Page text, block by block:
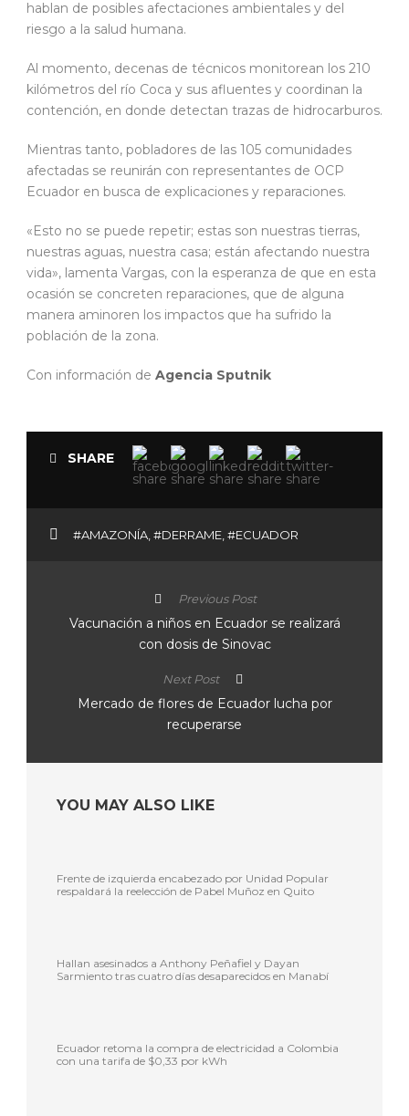
hablan de posibles afectaciones ambientales y del
riesgo a la salud humana.
Al momento, decenas de técnicos monitorean los 210
kilómetros del río Coca y sus afluentes y coordinan la
contención, en donde detectan trazas de hidrocarburos.
Mientras tanto, pobladores de las 105 comunidades
afectadas se reunirán con representantes de OCP
Ecuador en busca de explicaciones y reparaciones.
«Esto no se puede repetir; estas son nuestras tierras,
nuestras aguas, nuestra casa; están afectando nuestra
vida», lamenta Vargas, con la esperanza de que en esta
ocasión se concreten reparaciones, que de alguna
manera aminoren los impactos que ha sufrido la
población de la zona.
Con información de Agencia Sputnik
SHARE
#AMAZONÍA #DERRAME #ECUADOR
Previous Post
Vacunación a niños en Ecuador se realizará
con dosis de Sinovac
Next Post
Mercado de flores de Ecuador lucha por
recuperarse
YOU MAY ALSO LIKE
Frente de izquierda encabezado por Unidad Popular
respaldará la reelección de Pabel Muñoz en Quito
Hallan asesinados a Anthony Peñafiel y Dayan
Sarmiento tras cuatro días desaparecidos en Manabí
Ecuador retoma la compra de electricidad a Colombia
con una tarifa de $0,33 por kWh